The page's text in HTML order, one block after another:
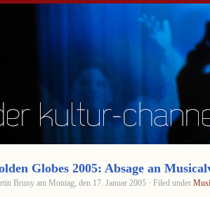
Globes 2005: Absage an
Bruny am Montag, den 17. Januar 2005 · Filed under